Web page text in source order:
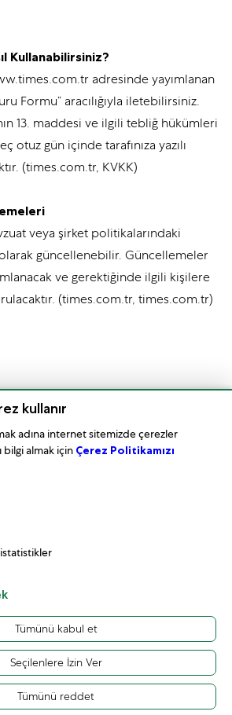
Kullanabilirsiniz?
adresinde yayımlanan
Formu” aracılığıyla iletebilirsiniz.
13. maddesi ve ilgili tebliğ hükümleri
otuz gün içinde tarafınıza yazılı
(times.com.tr, KVKK)
veya şirket politikalarındaki
güncellenebilir. Güncellemeler
ve gerektiğinde ilgili kişilere
(times.com.tr, times.com.tr)
ve İletişim
kullanır
adına internet sitemizde çerezler
bilgi almak için Çerez Politikamızı
Tümünü reddet
Seçilenlere İzin Ver
Tümünü kabul et